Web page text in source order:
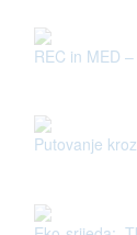
REC in MED
Putovanje